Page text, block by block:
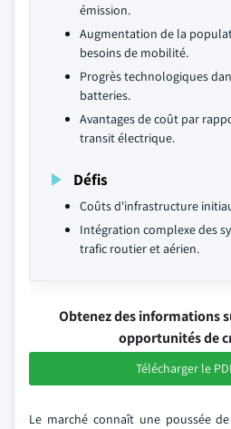
émission.
Augmentation de la
besoins de mobilité.
Progrès technologiques
batteries.
Avantages de coût par
transit électrique.
Défis
Coûts d'infrastructure
Intégration complexe des
trafic routier et aérien.
Obtenez des informations
opportunités de
Télécharger le
Le marché connaît une poussée